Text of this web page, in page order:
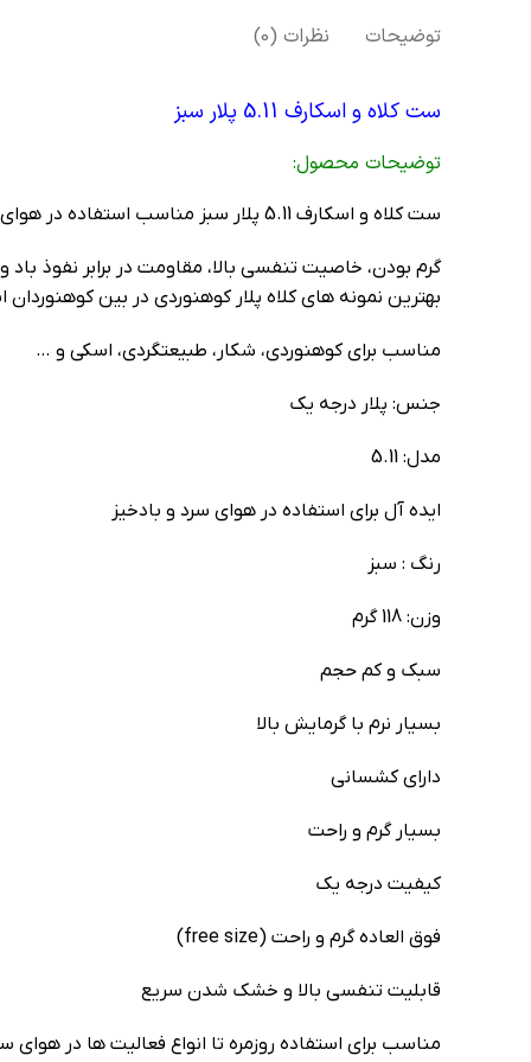
توضیحات نظرات (0)
ست کلاه و اسکارف 5.11 پلار سبز
توضيحات محصول:
ست کلاه و اسکارف 5.11 پلار سبز مناسب استفاده در هوای سرد و بادخیز دارای پارچه ای جاذب رطوبت برای جذب تعریق و خشک نگاه داشتن سر شما بهنگام فعالیت می باشد.
بهترین نمونه های کلاه پلار کوهنوردی در بین
مناسب برای کوهنوردی، شکار، طبیعتگردی، اسکی و …
جنس: پلار درجه یک
مدل: 5.11
ایده آل برای استفاده در هوای سرد و بادخیز
رنگ : سبز
وزن: 118 گرم
سبک و کم حجم
بسیار نرم با گرمایش بالا
دارای کشسانی
بسیار گرم و راحت
کیفیت درجه یک
فوق العاده گرم و راحت (free size)
قابلیت تنفسی بالا و خشک شدن سریع
مناسب برای استفاده روزمره تا انواع فعالیت ها در هوای